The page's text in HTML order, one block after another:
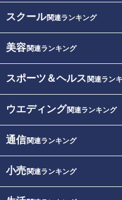
スクール関連ランキング
美容関連ランキング
スポーツ＆ヘルス 関連ラン
ウエディング関連ランキング
通信関連ランキング
小売関連ランキング